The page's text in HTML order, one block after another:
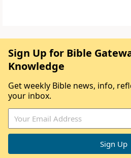
Sign Up for Bible
Knowledge
Get weekly Bible news, info,
your inbox.